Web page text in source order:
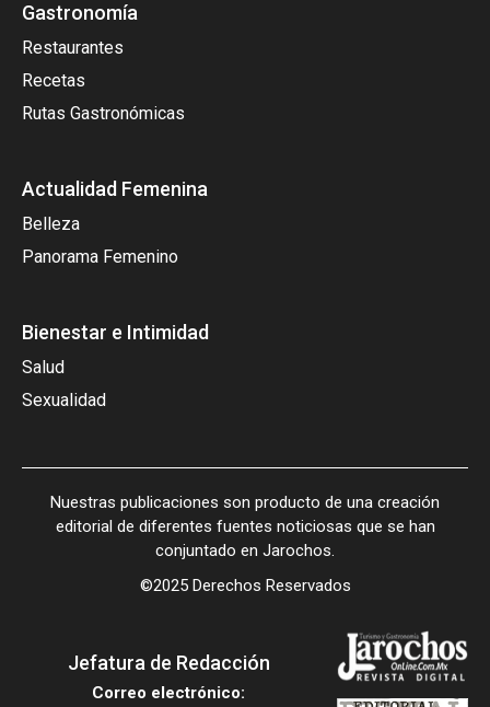
Gastronomía
Restaurantes
Recetas
Rutas Gastronómicas
Actualidad Femenina
Belleza
Panorama Femenino
Bienestar e Intimidad
Salud
Sexualidad
Nuestras publicaciones son producto de una creación
editorial de diferentes fuentes noticiosas que se han
conjuntado en Jarochos.
©2025 Derechos Reservados
Jefatura de Redacción
Correo electrónico: